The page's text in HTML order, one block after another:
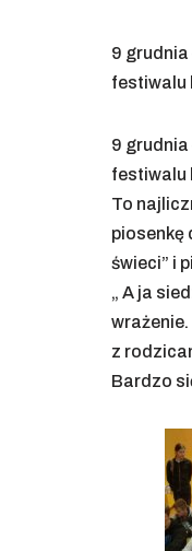
9 grudnia
festiwalu
9 grudnia
festiwalu
To
piosenkę
świeci” i
„ A ja
z
Bardzo